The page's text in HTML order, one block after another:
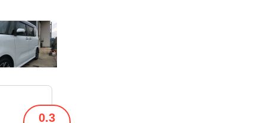
1/16
0.3